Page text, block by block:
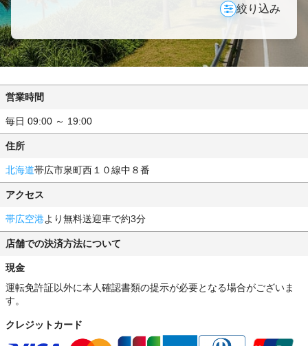
絞り込み
営業時間
毎日 09:00 ～ 19:00
住所
北海道帯広市泉町西１０線中８番
アクセス
帯広空港より無料送迎車で約3分
店舗での決済方法について
現金
運転免許証以外に本人確認書類の提示が必要となる場合がございま
す。
クレジットカード